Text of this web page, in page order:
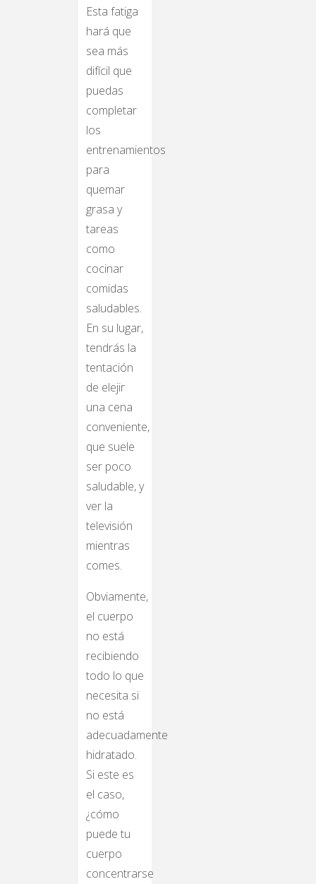
Esta fatiga
hará que
sea más
difícil que
puedas
completar
los
entrenamientos
para
quemar
grasa y
tareas
como
cocinar
comidas
saludables.
En su lugar,
tendrás la
tentación
de elejir
una cena
conveniente,
que suele
ser poco
saludable, y
ver la
televisión
mientras
comes.
Obviamente,
el cuerpo
no está
recibiendo
todo lo que
necesita si
no está
adecuadamente
hidratado.
Si este es
el caso,
¿cómo
puede tu
cuerpo
concentrarse